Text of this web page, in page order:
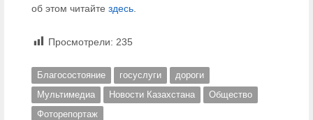
об этом читайте здесь.
Просмотрели: 235
Благосостояние госуслуги
дороги
Мультимедиа
Новости Казахстана
Общество
Фоторепортаж